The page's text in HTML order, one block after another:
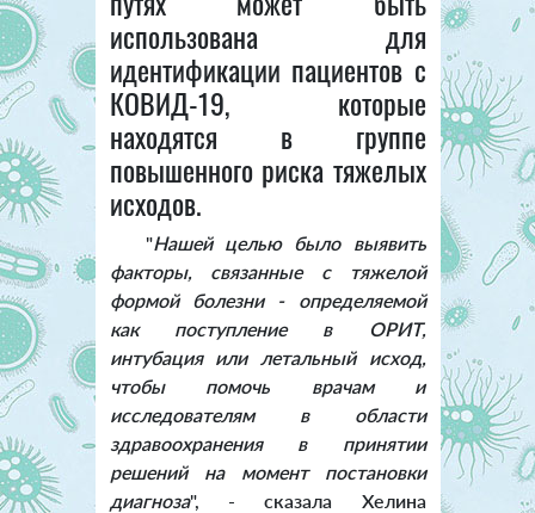
использована для
идентификации пациентов с
КОВИД-19, которые
находятся в группе
повышенного риска тяжелых
исходов.
"Нашей целью было выявить
факторы, связанные с тяжелой
формой болезни - определяемой
как поступление в ОРИТ,
интубация или летальный исход,
чтобы помочь врачам и
исследователям в области
здравоохранения в принятии
решений на момент постановки
диагноза", - сказала Хелина